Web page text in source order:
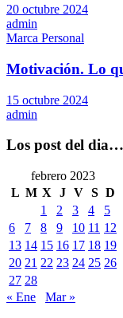
20 octubre 2024
admin
Marca Personal
Motivación. Lo
15 octubre 2024
admin
Los post del
febrero 2023
L M X J V S D
1
2 3 4
5
6
7 8 9 10 11 12
13 14 15 16 17 18 19
20 21 22 23 24 25 26
27 28
« Ene
Mar »